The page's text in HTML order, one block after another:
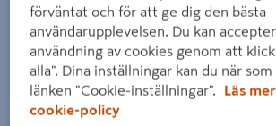
förväntat och för att ge dig den bästa
användarupplevelsen. Du kan
användning av cookies genom att
alla". Dina inställningar kan du när
länken "Cookie-inställningar".
Läs
cookie-policy